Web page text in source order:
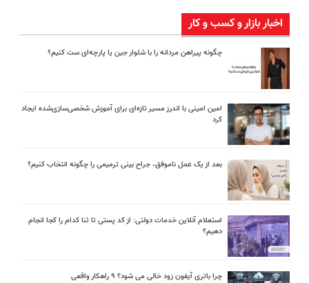
اخبار بازار و کسب و کار
چگونه پیراهن مردانه را با شلوار جین یا پارچه‌ای ست کنیم؟
امین امینی با اندرز مسیر تازه‌ای برای آموزش شخصی‌سازی‌شده ایجاد
کرد
بعد از یک عمل ناموفق، جراح بینی ترمیمی را چگونه انتخاب کنیم؟
استعلام آنلاین خدمات دولتی: از کد پستی تا ثنا کدام را کجا انجام
دهیم؟
چرا باتری آیفون زود خالی می شود؟ ۹ راهکار واقعی